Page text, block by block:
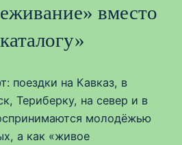
вместо
поездки на Кавказ, в
Териберку, на север и в
молодёжью
а как «живое